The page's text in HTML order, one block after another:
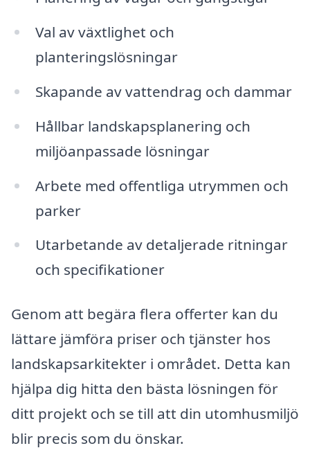
Val av växtlighet och
planteringslösningar
Skapande av vattendrag och dammar
Hållbar landskapsplanering och
miljöanpassade lösningar
Arbete med offentliga utrymmen och
parker
Utarbetande av detaljerade ritningar
och specifikationer
Genom att begära flera offerter kan du
lättare jämföra priser och tjänster hos
landskapsarkitekter i området. Detta kan
hjälpa dig hitta den bästa lösningen för
ditt projekt och se till att din utomhusmiljö
blir precis som du önskar.